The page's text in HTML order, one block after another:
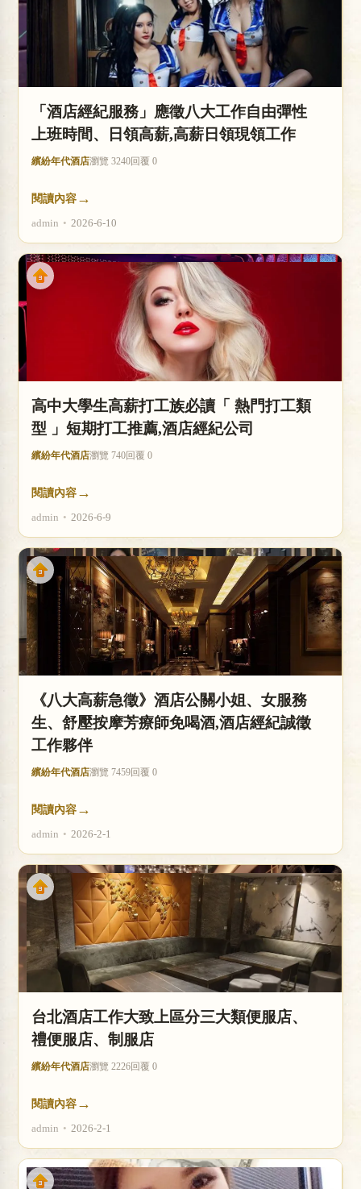
「酒店經紀服務」應徵八大工作自由彈性
上班時間、日領高薪,高薪日領現領工作
繽紛年代酒店瀏覽 3240回覆 0
閱讀內容 →
admin • 2026-6-10
高中大學生高薪打工族必讀「 熱門打工類
型 」短期打工推薦,酒店經紀公司
繽紛年代酒店瀏覽 740回覆 0
閱讀內容 →
admin • 2026-6-9
《八大高薪急徵》酒店公關小姐、女服務
生、舒壓按摩芳療師免喝酒,酒店經紀誠徵
工作夥伴
繽紛年代酒店瀏覽 7459回覆 0
閱讀內容 →
admin • 2026-2-1
台北酒店工作大致上區分三大類便服店、
禮便服店、制服店
繽紛年代酒店瀏覽 2226回覆 0
閱讀內容 →
admin • 2026-2-1